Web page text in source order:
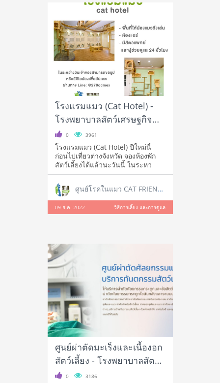
โรงแรมแมว (Cat Hotel) -
โรงพยาบาลสัตว์เศรษฐกิจ
สัตวแพทย์
0 3961
โรงแรมแมว (Cat Hotel) ปีใหม่นี้
ก่อนไปเที่ยวต่างจังหวัด จองห้องพัก
สัตว์เลี้ยงได้แล้วนะวันนี้ ในระหว
ศูนย์โรคในแมว CAT FRIENDLY CLINIC
09 ธ.ค. 2022 วิธีการเลี้ยง และการดูแล
ศูนย์ผ่าตัดมะเร็งและเนื้องอก
สัตว์เลี้ยง - โรงพยาบาลสัตว์
เศรษฐกิจสัตวแพทย์
0 3186